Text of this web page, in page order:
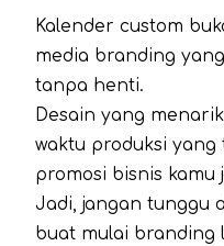
Kalender custom
media branding
tanpa henti.
Desain yang
waktu produksi
promosi bisnis kamu
Jadi, jangan tunggu
buat mulai branding